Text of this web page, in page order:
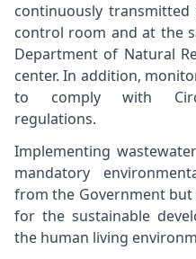
continuously
control room and at the
Department of Natural
center. In addition,
to comply with
regulations.
Implementing
mandatory
from the Government
for the sustainable
the human living